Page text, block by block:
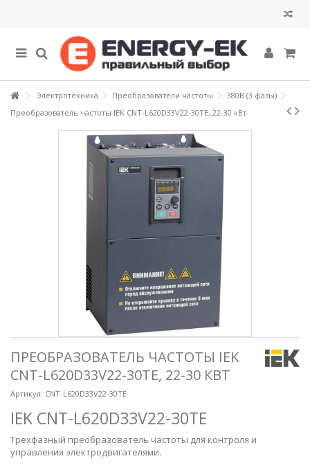
Электротехника Преобразователи частоты
380В (3 фазы)
Преобразователь частоты IEK CNT-L620D33V22-30TE, 22-30 кВт
ПРЕОБРАЗОВАТЕЛЬ ЧАСТОТЫ IEK
CNT-L620D33V22-30TE, 22-30 КВТ
Артикул: CNT-L620D33V22-30TE
IEK CNT-L620D33V22-30TE
Трехфазный преобразователь частоты для контроля и
управления электродвигателями.